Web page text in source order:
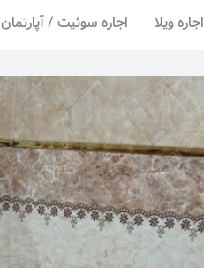
اجاره ویلا اجاره سوئیت / آپارتمان